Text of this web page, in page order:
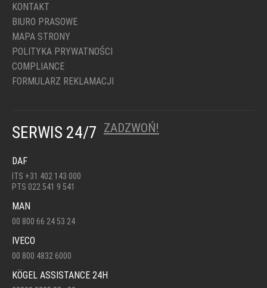
KONTAKT
BIURO PRASOWE
MAPA STRONY
POLITYKA PRYWATNOŚCI
COMPLIANCE
FORMULARZ REKLAMACJI
SERWIS 24/7 ZADZWOŃ!
DAF
ITS +31 402 143 000
PTS 022 541 9 541
MAN
00 800 66 24 53 24
IVECO
00 800 4832 6000
KÖGEL ASSISTANCE 24H